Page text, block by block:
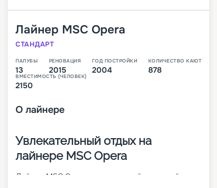
Лайнер MSC Opera
СТАНДАРТ
ПАЛУБЫ
13
РЕНОВАЦИЯ
2015
ГОД ПОСТРОЙКИ
2004
КОЛИЧЕСТВО КАЮТ
878
ВМЕСТИМОСТЬ (ЧЕЛОВЕК)
2150
О лайнере
Увлекательный отдых на
лайнере MSC Opera
Лайнер MSC Opera – просторный круизный